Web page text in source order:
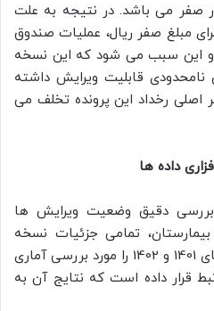
صفر می باشد. در نتیجه به علت
مبلغ صفر ریال، عملیات صندوق
و این سبب می شود که این نسخه
قابلیت ویرایش داشته
رخداد این پرونده تخلف می
داده ها
دقیق وضعیت ویرایش ها
نسخ دارویی در سیستم HIS بیمارستان، تمامی جزئیات نسخه
های دارویی سرپایی در سال های 1401 و 1402 را مورد بررسی آماری
قرار داده است که نتایج آن به